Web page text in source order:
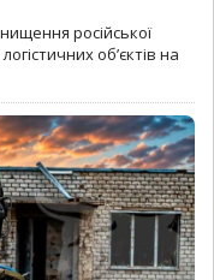
російської
об’єктів на